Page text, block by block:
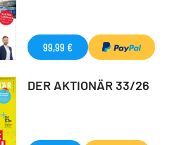
99,99 €
DER AKTIONÄR 33/26